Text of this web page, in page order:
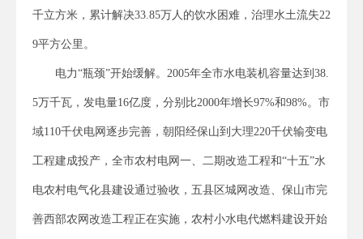
千立方米，累计解决33.85万人的饮水困难，治理水土流失22
9平方公里。
电力“瓶颈”开始缓解。2005年全市水电装机容量达到38.
5万千瓦，发电量16亿度，分别比2000年增长97%和98%。市
域110千伏电网逐步完善，朝阳经保山到大理220千伏输变电
工程建成投产，全市农村电网一、二期改造工程和“十五”水
电农村电气化县建设通过验收，五县区城网改造、保山市完
善西部农网改造工程正在实施，农村小水电代燃料建设开始